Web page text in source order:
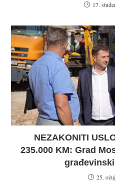
17.
NEZAKONITI
235.000 KM: Grad
25.